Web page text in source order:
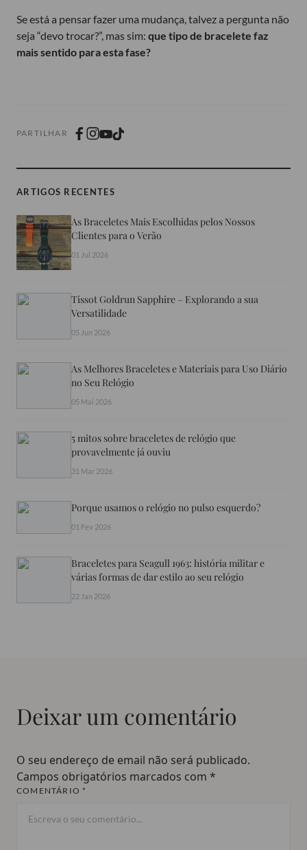
Se está a pensar fazer uma mudança, talvez a pergunta não
seja “devo trocar?”, mas sim: que tipo de bracelete faz
mais sentido para esta fase?
PARTILHAR
ARTIGOS RECENTES
As Braceletes Mais Escolhidas pelos Nossos
Clientes para o Verão
01 Jul 2026
Tissot Goldrun Sapphire – Explorando a sua
Versatilidade
05 Jun 2026
As Melhores Braceletes e Materiais para Uso Diário
no Seu Relógio
05 Mai 2026
5 mitos sobre braceletes de relógio que
provavelmente já ouviu
31 Mar 2026
Porque usamos o relógio no pulso esquerdo?
01 Fev 2026
Braceletes para Seagull 1963: história militar e
várias formas de dar estilo ao seu relógio
22 Jan 2026
Deixar um comentário
O seu endereço de email não será publicado.
Campos obrigatórios marcados com *
COMENTÁRIO *